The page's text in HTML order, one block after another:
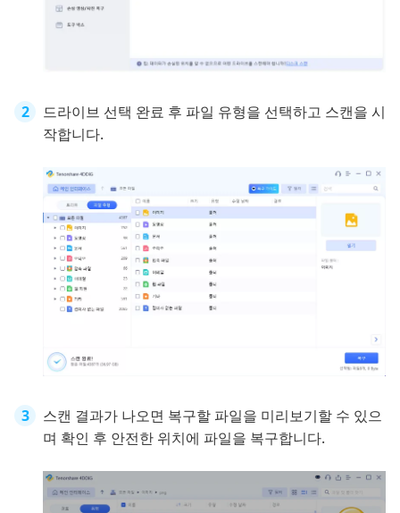
드라이브 선택 완료 후 파일 유형을 선택하고 스캔을 시
작합니다.
스캔 결과가 나오면 복구할 파일을 미리보기할 수 있으
며 확인 후 안전한 위치에 파일을 복구합니다.